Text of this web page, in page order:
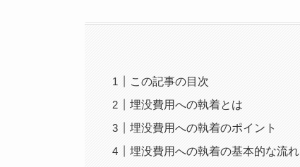
この記事の目次
埋没費用への執着とは
埋没費用への執着のポイント
埋没費用への執着の基本的な流れ